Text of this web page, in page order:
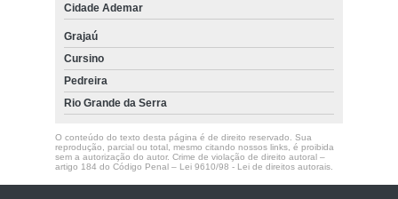
Cidade Ademar
Grajaú
Cursino
Pedreira
Rio Grande da Serra
O conteúdo do texto desta página é de direito reservado. Sua
reprodução, parcial ou total, mesmo citando nossos links, é proibida
sem a autorização do autor. Crime de violação de direito autoral –
artigo 184 do Código Penal – Lei 9610/98 - Lei de direitos autorais.